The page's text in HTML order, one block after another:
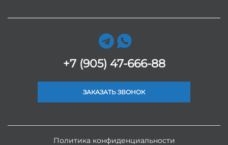
+7 (905) 47-666-88
ЗАКАЗАТЬ ЗВОНОК
Политика конфиденциальности